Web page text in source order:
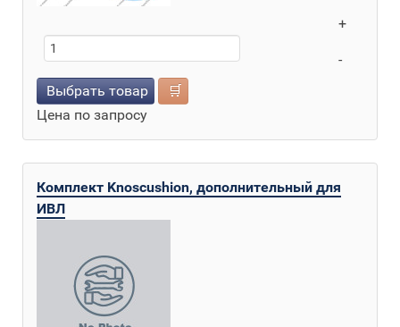
+
-
Выбрать товар
🛒
Цена по запросу
Комплект Knoscushion, дополнительный для
ИВЛ